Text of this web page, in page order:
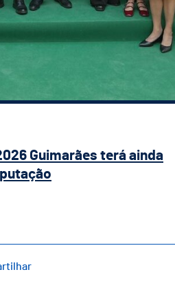
Guimarães terá ainda